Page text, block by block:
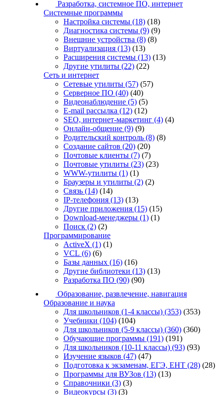
Разработка, системное ПО, интернет
Системные программы
Настройка системы (18) (18)
Диагностика системы (9) (9)
Внешние устройства (8) (8)
Виртуализация (13) (13)
Расширения системы (13) (13)
Другие утилиты (22) (22)
Сеть и интернет
Сетевые утилиты (57) (57)
Серверное ПО (40) (40)
Видеонаблюдение (5) (5)
E-mail рассылка (12) (12)
SEO, интернет-маркетинг (4) (4)
Онлайн-общение (9) (9)
Родительский контроль (8) (8)
Создание сайтов (20) (20)
Почтовые клиенты (7) (7)
Почтовые утилиты (23) (23)
WWW-утилиты (1) (1)
Браузеры и утилиты (2) (2)
Связь (14) (14)
IP-телефония (13) (13)
Другие приложения (15) (15)
Download-менеджеры (1) (1)
Поиск (2) (2)
Программирование
ActiveX (1) (1)
VCL (6) (6)
Базы данных (16) (16)
Другие библиотеки (13) (13)
Разработка ПО (90) (90)
Образование, развлечение, навигация
Образование и наука
Для школьников (1-4 классы) (353) (353)
Учебники (104) (104)
Для школьников (5-9 классы) (360) (360)
Обучающие программы (191) (191)
Для школьников (10-11 классы) (93) (93)
Изучение языков (47) (47)
Подготовка к экзаменам, ЕГЭ, ЕНТ (28) (28)
Программы для ВУЗов (13) (13)
Справочники (3) (3)
Видеокурсы (3) (3)